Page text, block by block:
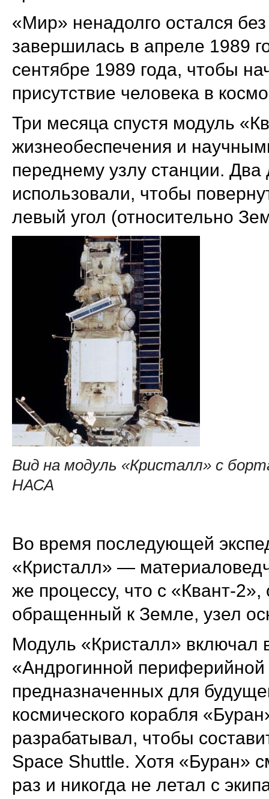
«Мир» ненадолго остался
завершилась в апреле 1989
сентябре 1989 года, чтобы
присутствие человека в
Три месяца спустя модуль
жизнеобеспечения и
переднему узлу станции. Два
использовали, чтобы
левый угол (относительно
Вид на модуль «Кристалл» с
НАСА
Во время последующей
«Кристалл» —
же процессу, что с «Квант-
обращенный к Земле, узел
Модуль «Кристалл» включал
«Андрогинной
предназначенных для
космического корабля
разрабатывал, чтобы
Space Shuttle. Хотя «Буран»
раз и никогда не летал с